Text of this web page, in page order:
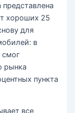
хороших 25
для
в
смог
рынка
пункта